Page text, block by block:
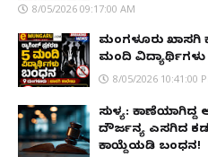
8/05/2026 09:17:00 AM
ಮಂಗಳೂರು ಖಾಸಗಿ
ಮಂದಿ
8/05/2026 10:41:00
ಸುಳ್ಯ: ಕಾಣೆಯಾಗಿದ್ದ
ದೌರ್ಜನ್ಯ ಎಸಗಿದ
ಕಾಯ್ದೆಯಡಿ ಬಂಧನ!